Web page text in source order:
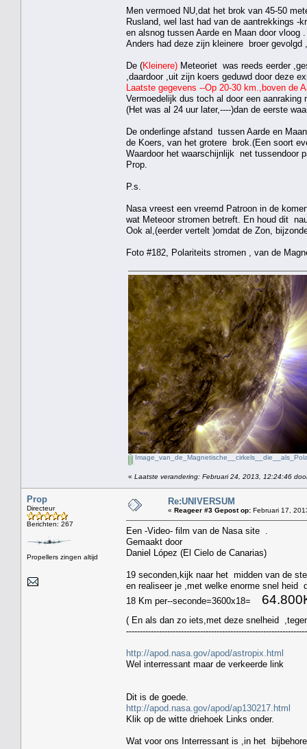
Men vermoed NU,dat het brok van 45-50
Rusland, wel last had van de aantrekkings -
en alsnog tussen Aarde en Maan door vloog .
Anders had deze zijn kleinere broer gevolgd
De (Kleinere) Meteoriet was reeds eerder
,daardoor ,uit zijn koers geduwd door deze
Laatste gegevens --Op 20-30 km.,boven de
Vermoedelijk dus toch al door een
(Het was al 24 uur later,----)dan de eerste
De onderlinge afstand tussen Aarde en
de Koers, van het grotere brok.(Een soort
Waardoor het waarschijnlijk net tussendoor
Prop.
P.s.
Nasa vreest een vreemd Patroon in de
wat Meteoor stromen betreft. En houd dit
Ook al,(eerder vertelt )omdat de Zon,
Foto #182, Polariteits stromen , van de
« Laatste verandering: Februari 24, 2013, 12:24:46
Prop
Directeur
Berichten: 267
Propellers zingen altijd
Re:UNIVERSUM
« Reageer #3 Gepost op: Februari 17,
Een -Video- film van de Nasa site .
Gemaakt door
Daniel López (El Cielo de Canarias)
19 seconden,kijk naar het midden van de
en realiseer je ,met welke enorme snel heid
18 Km per--seconde=3600x18=
( En als dan zo iets,met deze snelheid
http://apod.nasa.gov/apod/astropix.html
Wel interressant maar de verkeerde link
Dit is de goede.
http://apod.nasa.gov/apod/ap130217.html
Klik op de witte driehoek Links onder.
Wat voor ons Interressant is ,in het